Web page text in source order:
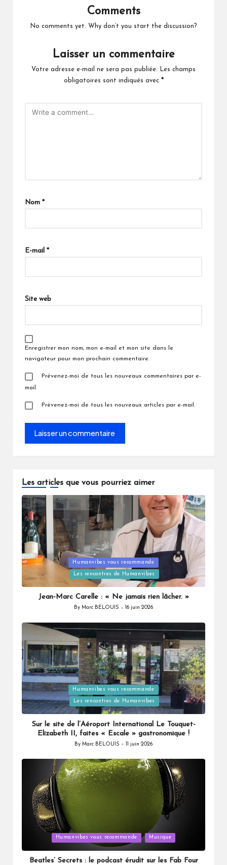
Comments
No comments yet. Why don’t you start the discussion?
Laisser un commentaire
Votre adresse e-mail ne sera pas publiée.
Les champs
obligatoires sont indiqués avec *
Nom *
E-mail *
Site web
Enregistrer mon nom, mon e-mail et mon site dans le
navigateur pour mon prochain commentaire.
Prévenez-moi de tous les nouveaux commentaires par e-
mail.
Prévenez-moi de tous les nouveaux articles par e-mail.
Les articles que vous pourriez aimer
Posted
Humanvibes vous recommande
Les rencontres de Humanvibes
Jean-Marc Carelle : « Ne jamais rien lâcher. »
Posted
By Marc BELOUIS 16 juin 2026
Posted
in
Humanvibes vous recommande
Les rencontres de Humanvibes
Sur le site de l’Aéroport International Le Touquet-
Elizabeth II, faites « Escale » gastronomique !
Posted
By Marc BELOUIS 11 juin 2026
Humanvibes vous recommande Musique
Beatles’ Secrets : le podcast érudit sur les Fab Four